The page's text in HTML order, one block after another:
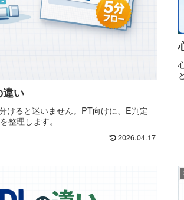
い
けると迷いません。PT向けに、E判定
理します。
2026.04.17